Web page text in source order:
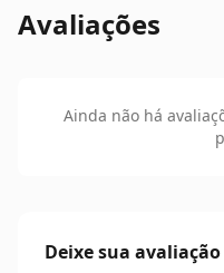
Avaliações
Ainda não há
Deixe sua avaliação